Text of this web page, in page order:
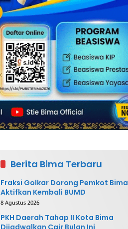
Berita Bima Terbaru
Fraksi Golkar Dorong Pemkot Bima
Aktifkan Kembali BUMD
8 Agustus 2026
PKH Daerah Tahap II Kota Bima
Dijadwalkan Cair Bulan Ini